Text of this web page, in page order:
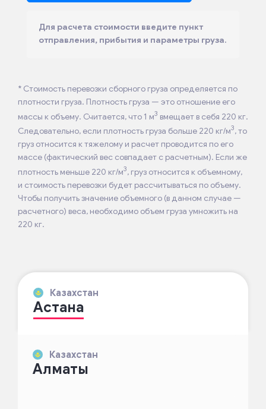
Для расчета стоимости введите пункт
отправления, прибытия и параметры груза.
* Стоимость перевозки сборного груза определяется по
плотности груза. Плотность груза — это отношение его
массы к объему. Считается, что 1 м3 вмещает в себя 220 кг.
Следовательно, если плотность груза больше 220 кг/м3, то
груз относится к тяжелому и расчет проводится по его
массе (фактический вес совпадает с расчетным). Если же
плотность меньше 220 кг/м3, груз относится к объемному,
и стоимость перевозки будет рассчитываться по объему.
Чтобы получить значение объемного (в данном случае —
расчетного) веса, необходимо объем груза умножить на
220 кг.
Казахстан
Астана
Казахстан
Алматы